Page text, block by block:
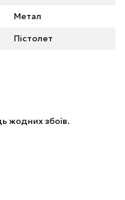
Метал
Пістолет
жодних збоїв.